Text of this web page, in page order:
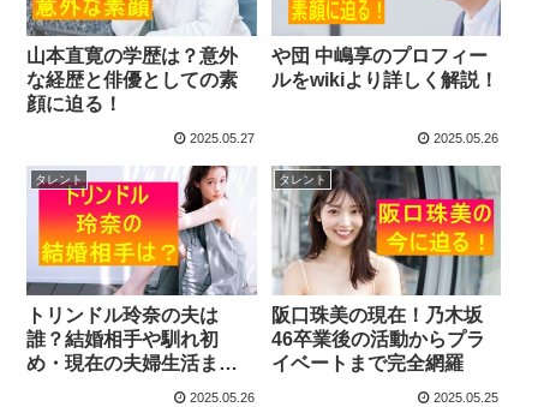
山本直寛の学歴は？意外
な経歴と俳優としての素
顔に迫る！
2025.05.27
や団 中嶋享のプロフィー
ルをwikiより詳しく解説！
2025.05.26
タレント
トリンドル玲奈の夫は
誰？結婚相手や馴れ初
め・現在の夫婦生活まで
2025.05.26
タレント
阪口珠美の現在！乃木坂
46卒業後の活動からプラ
イベートまで完全網羅
2025.05.25